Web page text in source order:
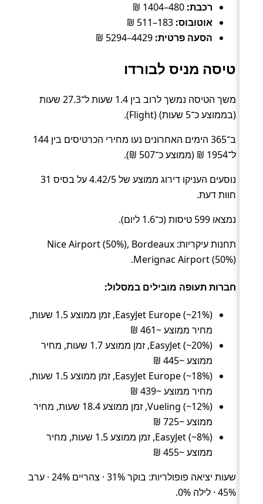
רכבת:
אוטובוס:
הסעה פרטית:
טיסה מניס לבורדו
משך הטיסה נמשך לרוב בין 1.4 שעות ל־27.3 שעות
(בממוצע כ־5 שעות) (Flight).
ב־365 הימים האחרונים נעו מחירי הכרטיסים בין 144
ל־1954 ₪ (ממוצע כ־507 ₪).
נוסעים העניקו דירוג ממוצע של 4.42/5 על בסיס 31
חוות דעת.
נמצאו 599 טיסות (כ־1.6 ליום).
תחנות עיקריות: Nice Airport (50%), Bordeaux
Merignac Airport (50%).
חברות תעופה מובילים במסלול:
EasyJet Europe (~21%), זמן ממוצע 1.5 שעות,
מחיר ממוצע ~461 ₪
EasyJet (~20%), זמן ממוצע 1.7 שעות, מחיר
ממוצע ~445 ₪
EasyJet Europe (~18%), זמן ממוצע 1.5 שעות,
מחיר ממוצע ~439 ₪
Vueling (~12%), זמן ממוצע 18.4 שעות, מחיר
ממוצע ~725 ₪
EasyJet (~8%), זמן ממוצע 1.5 שעות, מחיר
ממוצע ~455 ₪
שעות יציאה פופולריות: בוקר 31% · צהריים 24% · ערב
45% · לילה 0%.